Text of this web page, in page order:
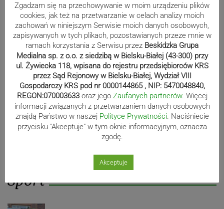
Reklama
Sport
Zgadzam się na przechowywanie w moim urządzeniu plików
cookies, jak też na przetwarzanie w celach analizy moich
zachowań w niniejszym Serwisie moich danych osobowych,
zapisywanych w tych plikach, pozostawianych przeze mnie w
ramach korzystania z Serwisu przez Beskidzka Grupa
Medialna sp. z o.o. z siedzibą w Bielsku-Białej (43-300) przy
ul. Żywiecka 118, wpisana do rejestru przedsiębiorców KRS
przez Sąd Rejonowy w Bielsku-Białej, Wydział VIII
Gospodarczy KRS pod nr 0000144865 , NIP: 5470048840,
REGON:070003633 oraz jego Zaufanych partnerów. Więcej
informacji związanych z przetwarzaniem danych osobowych
znajdą Państwo w naszej Polityce Prywatności. Naciśniecie
przycisku "Akceptuje" w tym oknie informacyjnym, oznacza
zgodę.
Akceptuje